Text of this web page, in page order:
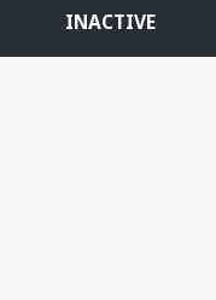
INACTIVE